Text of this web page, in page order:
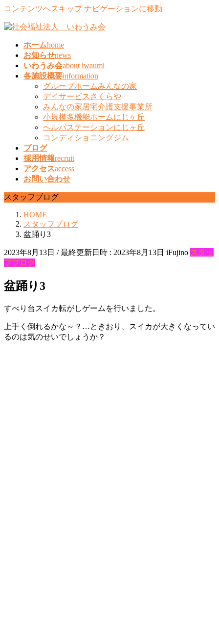
コンテンツへスキップ ナビゲーションに移動
ホームhome
お知らせnews
いわうみ会about iwaumi
各施設概要information
グループホームみんなの家
デイサービスさくらや
みんなの家居宅介護支援事業所
小規模多機能ホームにじヶ丘
ヘルパステーションにじヶ丘
コンディショニングジム
ブログ
採用情報recruit
アクセスaccess
お問い合わせ
スタッフブログ
HOME
スタッフブログ
盆踊り3
2023年8月13日 / 最終更新日時 : 2023年8月13日 iFujino スタッ
フブログ
盆踊り3
すべり台スイカ転がしゲームを行いました。
上手く倒れるかな～？…ときおり、スイカが大きくなってい
るのは気のせいでしょうか？